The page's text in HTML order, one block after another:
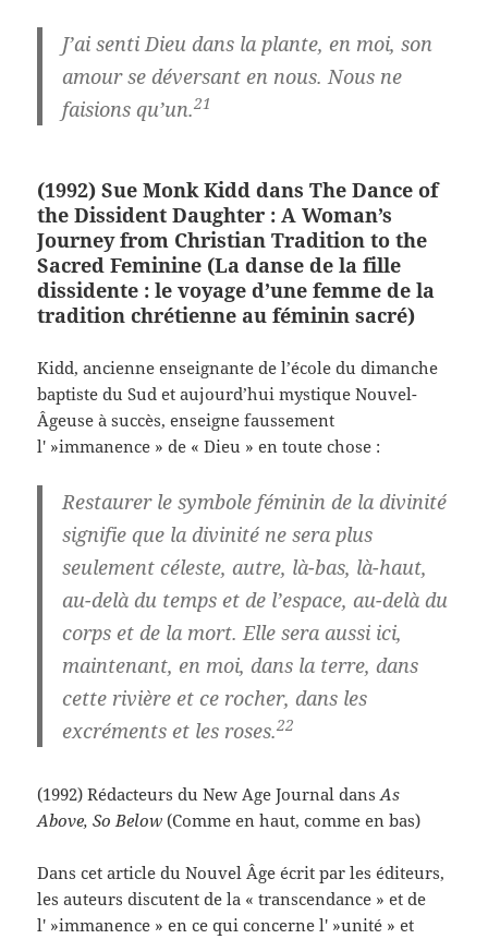
J’ai senti Dieu dans la plante, en moi, son
amour se déversant en nous. Nous ne
faisions qu’un.21
(1992) Sue Monk Kidd dans The Dance of
the Dissident Daughter : A Woman’s
Journey from Christian Tradition to the
Sacred Feminine (La danse de la fille
dissidente : le voyage d’une femme de la
tradition chrétienne au féminin sacré)
Kidd, ancienne enseignante de l’école du dimanche
baptiste du Sud et aujourd’hui mystique Nouvel-
Âgeuse à succès, enseigne faussement
l' »immanence » de « Dieu » en toute chose :
Restaurer le symbole féminin de la divinité
signifie que la divinité ne sera plus
seulement céleste, autre, là-bas, là-haut,
au-delà du temps et de l’espace, au-delà du
corps et de la mort. Elle sera aussi ici,
maintenant, en moi, dans la terre, dans
cette rivière et ce rocher, dans les
excréments et les roses.22
(1992) Rédacteurs du New Age Journal dansAs
Above, So Below (Comme en haut, comme en bas)
Dans cet article du Nouvel Âge écrit par les éditeurs,
les auteurs discutent de la « transcendance » et de
l' »immanence » en ce qui concerne l' »unité » et